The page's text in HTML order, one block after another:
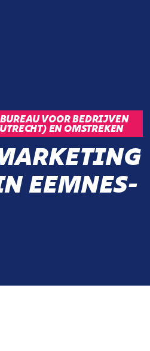
VOOR BEDRIJVEN
EN OMSTREKEN
EEMNES-